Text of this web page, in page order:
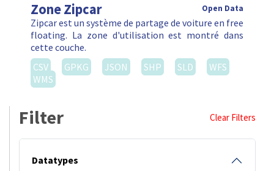
Zone Zipcar Open Data
Zipcar est un système de partage de voiture en free
floating. La zone d'utilisation est montré dans
cette couche.
CSV
GPKG JSON SHP SLD
WFS
WMS
Filter Clear Filters
Datatypes